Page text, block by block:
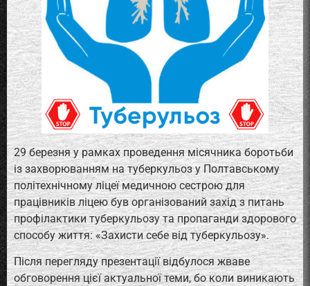
29 березня у рамках проведення місячника боротьби
із захворюванням на туберкульоз у Полтавському
політехнічному ліцеї медичною сестрою для
працівників ліцею був організований захід з питань
профілактики туберкульозу та пропаганди здорового
способу життя: «Захисти себе від туберкульозу».
Після перегляду презентації відбулося жваве
обговорення цієї актуальної теми, бо коли виникають